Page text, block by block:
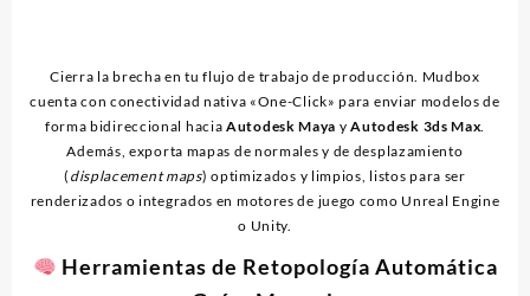
Cierra la brecha en tu flujo de trabajo de producción. Mudbox
cuenta con conectividad nativa «One-Click» para enviar modelos de
forma bidireccional haciaAutodesk Maya yAutodesk 3ds Max
Además, exporta mapas de normales y de desplazamiento
( displacement maps) optimizados y limpios, listos para ser
renderizados o integrados en motores de juego como Unreal Engine
o Unity.
Herramientas de Retopología Automática